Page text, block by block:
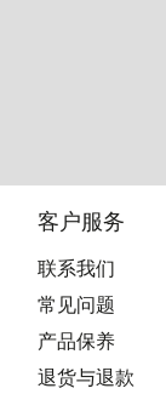
客户服务
联系我们
常见问题
产品保养
退货与退款